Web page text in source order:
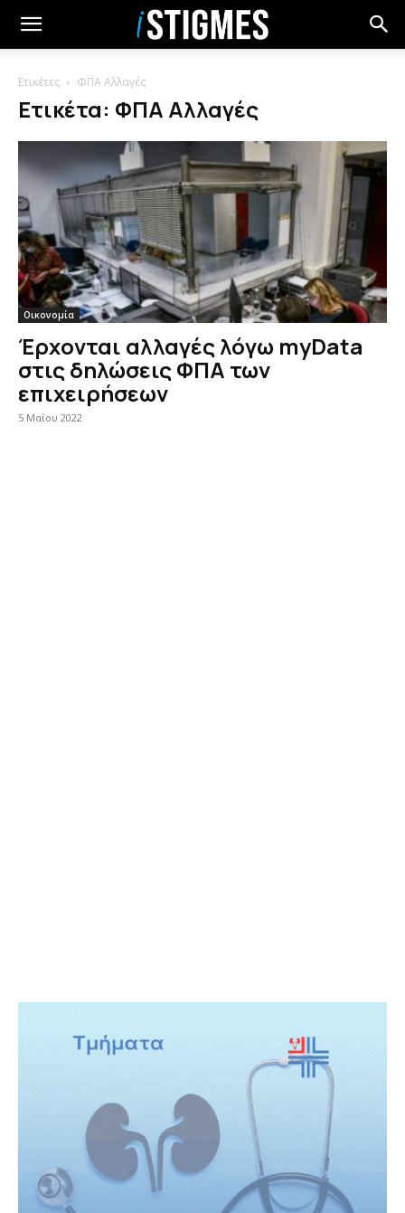
Ετικέτες ΦΠΑ Αλλαγές
Ετικέτα: ΦΠΑ Αλλαγές
Οικονομία
Έρχονται αλλαγές λόγω myData
στις δηλώσεις ΦΠΑ των
επιχειρήσεων
5 Μαΐου 2022